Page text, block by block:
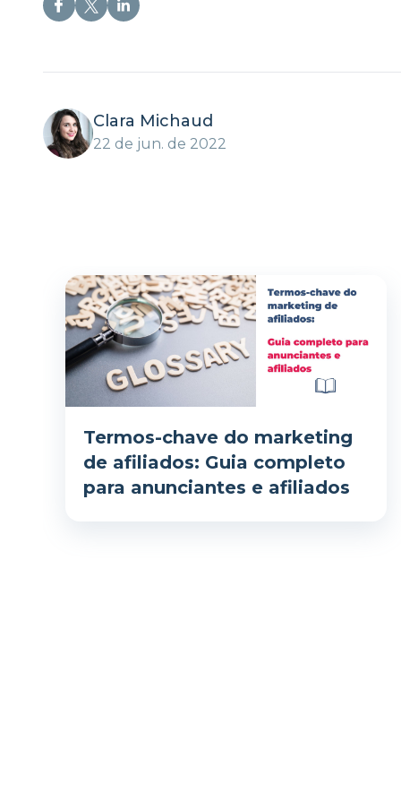
Clara Michaud
22 de jun. de 2022
Termos-chave do marketing
de afiliados: Guia completo
para anunciantes e afiliados